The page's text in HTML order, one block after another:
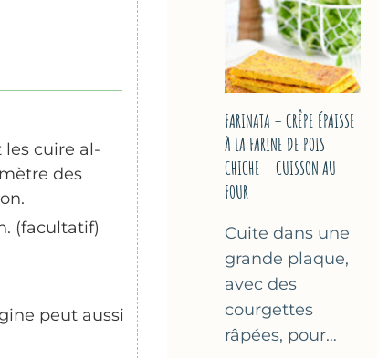
les cuire al-
des
(facultatif)
peut aussi
YAOURT
GREC
–
SANS
FARINATA – CRÊPE ÉPAISSE
À LA FARINE DE POIS
CHICHE – CUISSON AU
FOUR
Cuite dans une
grande plaque,
avec des
courgettes
râpées, pour…